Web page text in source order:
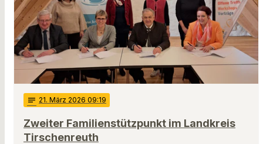
notes 21. März 2026 09:19
Zweiter Familienstützpunkt im Landkreis
Tirschenreuth